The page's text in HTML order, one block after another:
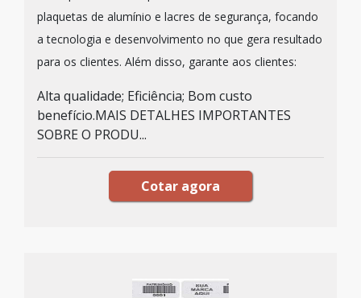
plaquetas de alumínio e lacres de segurança, focando
a tecnologia e desenvolvimento no que gera resultado
para os clientes. Além disso, garante aos clientes:
Alta qualidade; Eficiência; Bom custo
benefício.MAIS DETALHES IMPORTANTES
SOBRE O PRODU...
Cotar agora